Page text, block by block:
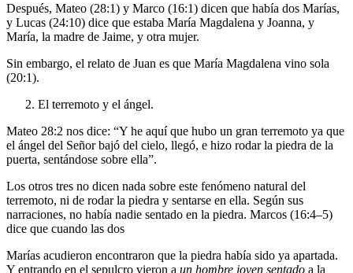
Después, Mateo (28:1) y Marco (16:1) dicen que había dos Marías,
y Lucas (24:10) dice que estaba María Magdalena y Joanna, y
María, la madre de Jaime, y otra mujer.
Sin embargo, el relato de Juan es que María Magdalena vino sola
(20:1).
El terremoto y el ángel.
Mateo 28:2 nos dice: “Y he aquí que hubo un gran terremoto ya que
el ángel del Señor bajó del cielo, llegó, e hizo rodar la piedra de la
puerta, sentándose sobre ella”.
Los otros tres no dicen nada sobre este fenómeno natural del
terremoto, ni de rodar la piedra y sentarse en ella. Según sus
narraciones, no había nadie sentado en la piedra. Marcos (16:4–5)
dice que cuando las dos
Marías acudieron encontraron que la piedra había sido ya apartada.
Y entrando en el sepulcro vieron a un hombre joven sentado a la